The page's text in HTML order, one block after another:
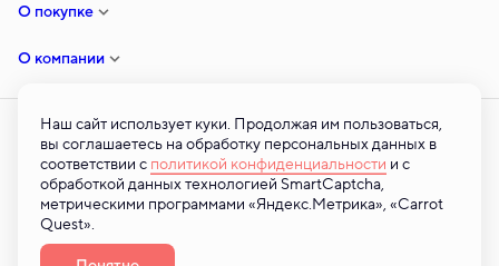
О покупке
О компании
© ООО «ТСЗ» — 2026 © Все права на публикуемые на сайте материалы
принадлежат ООО «ТСЗ». Любая информация, представленная на
данном сайте, носит исключительно информационный характер и ни при
каких условиях не является публичной офертой, определяемой
положениями статьи 437 ГК РФ. 2026
Наш сайт использует куки. Продолжая им пользоваться,
вы соглашаетесь на обработку персональных данных в
соответствии с политикой конфиденциальности и с
обработкой данных технологией SmartCaptcha,
метрическими программами «Яндекс.Метрика», «Carrot
Quest».